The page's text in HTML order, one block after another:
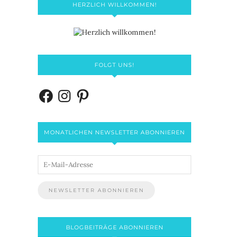
HERZLICH WILLKOMMEN!
FOLGT UNS!
MONATLICHEN NEWSLETTER ABONNIEREN
BLOGBEITRÄGE ABONNIEREN